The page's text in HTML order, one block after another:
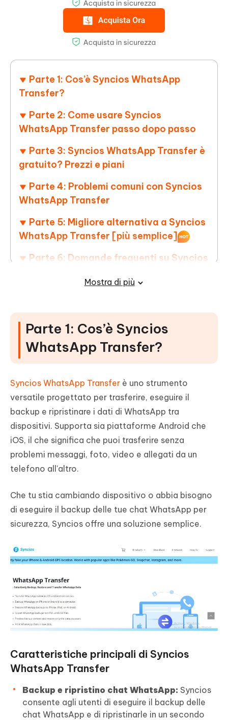
Parte 1: Cos’è Syncios WhatsApp
Transfer?
Parte 2: Come usare Syncios
WhatsApp Transfer passo dopo passo
Parte 3: Syncios WhatsApp Transfer è
gratuito? Prezzi e piani
Parte 4: Problemi comuni con Syncios
WhatsApp Transfer
Parte 5: Migliore alternativa a Syncios
WhatsApp Transfer [più semplice]
Parte 6: Domande frequenti su Syncios
Mostra di più
Parte 1: Cos’è Syncios
WhatsApp Transfer?
Syncios WhatsApp Transfer è uno strumento
versatile progettato per trasferire, eseguire il
backup e ripristinare i dati di WhatsApp tra
dispositivi. Supporta sia piattaforme Android che
iOS, il che significa che puoi trasferire senza
problemi messaggi, foto, video e allegati da un
telefono all'altro.
Che tu stia cambiando dispositivo o abbia bisogno
di eseguire il backup delle tue chat WhatsApp per
sicurezza, Syncios offre una soluzione semplice.
Caratteristiche principali di Syncios
WhatsApp Transfer
Backup e ripristino chat WhatsApp: Syncios
consente agli utenti di eseguire il backup delle
chat WhatsApp e di ripristinarle in un secondo